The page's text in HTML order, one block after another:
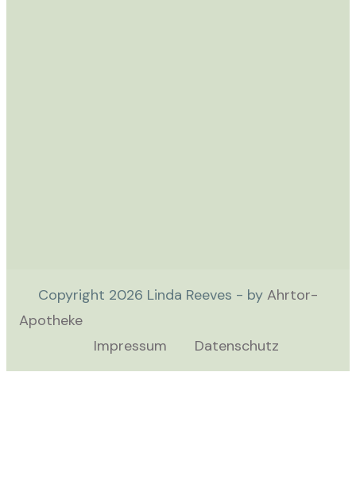
Copyright 2026 Linda Reeves - by Ahrtor-
Apotheke
Impressum
Datenschutz